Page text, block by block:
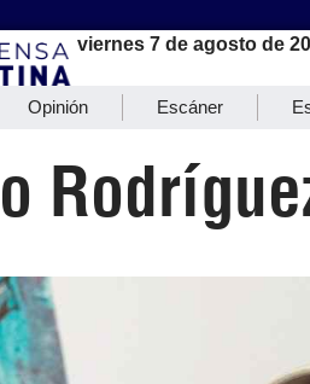
viernes 7 de agosto de
Opinión Escáner